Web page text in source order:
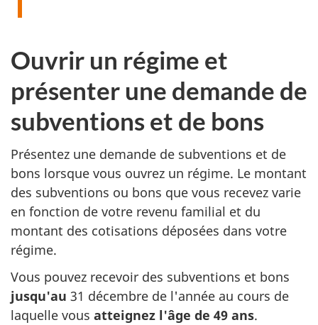
Ouvrir un régime et
présenter une demande de
subventions et de bons
Présentez une demande de subventions et de
bons lorsque vous ouvrez un régime. Le montant
des subventions ou bons que vous recevez varie
en fonction de votre revenu familial et du
montant des cotisations déposées dans votre
régime.
Vous pouvez recevoir des subventions et bons
jusqu'au 31 décembre de l'année au cours de
laquelle vous atteignez l'âge de 49 ans.